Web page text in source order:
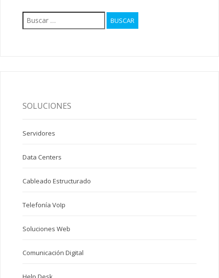
Buscar:
SOLUCIONES
Servidores
Data Centers
Cableado Estructurado
Telefonía VoIp
Soluciones Web
Comunicación Digital